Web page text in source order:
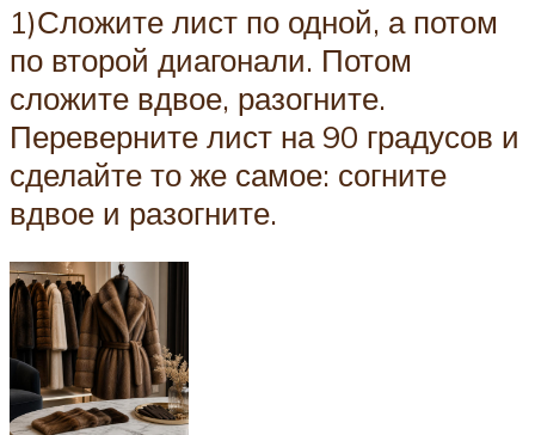
1)Сложите лист по одной, а потом
по второй диагонали. Потом
сложите вдвое, разогните.
Переверните лист на 90 градусов и
сделайте то же самое: согните
вдвое и разогните.